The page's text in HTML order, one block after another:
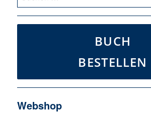
nach:
BUCH
BESTELLEN
Webshop